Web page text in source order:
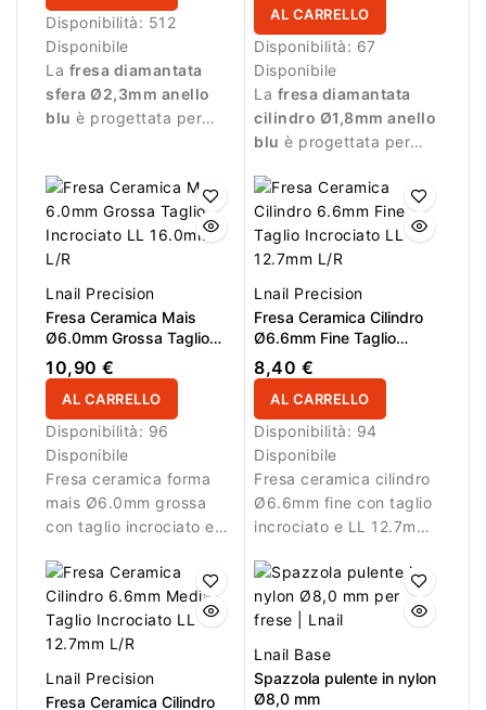
Disponibilità: 512
Disponibile
La fresa diamantata
sfera Ø2,3mm anello
blu è progettata per
AL CARRELLO
Disponibilità: 67
Disponibile
La fresa diamantata
cilindro Ø1,8mm anello
blu è progettata per
manicure professionale.
Lnail Precision
Fresa Ceramica Mais
Ø6.0mm Grossa Taglio
Incrociato LL 16.0mm L/R
10,90 €
AL CARRELLO
Disponibilità: 96
Disponibile
Fresa ceramica forma
mais Ø6.0mm grossa
con taglio incrociato e
rimozione efficiente del
materiale.
Lnail Precision
Fresa Ceramica Cilindro
Ø6.6mm Fine Taglio
Incrociato LL 12.7mm L/R
8,40 €
AL CARRELLO
Disponibilità: 94
Disponibile
Fresa ceramica cilindro
Ø6.6mm fine con taglio
incrociato e LL 12.7mm
Lnail Precision
Fresa Ceramica Cilindro
Lnail Base
Spazzola pulente in nylon
Ø8,0 mm